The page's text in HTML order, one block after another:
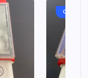
OASIS